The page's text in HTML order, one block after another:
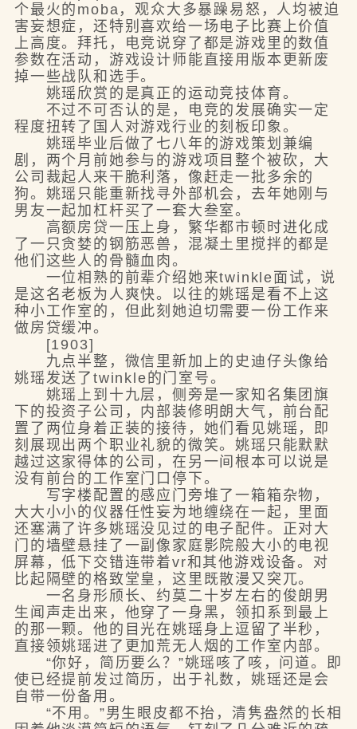
个最火的moba，观众大多暴躁易怒，人均被迫
害妄想症，还特别喜欢给一场电子比赛上价值
上高度。拜托，电竞说穿了都是游戏里的数值
参数在活动，游戏设计师能直接用版本更新废
掉一些战队和选手。
姚瑶欣赏的是真正的运动竞技体育。
不过不可否认的是，电竞的发展确实一定
程度扭转了国人对游戏行业的刻板印象。
姚瑶毕业后做了七八年的游戏策划兼编
剧，两个月前她参与的游戏项目整个被砍，大
公司裁起人来干脆利落，像赶走一批多余的
狗。姚瑶只能重新找寻外部机会，去年她刚与
男友一起加杠杆买了一套大叁室。
高额房贷一压上身，繁华都市顿时进化成
了一只贪婪的钢筋恶兽，混凝土里搅拌的都是
他们这些人的骨髓血肉。
一位相熟的前辈介绍她来twinkle面试，说
是这名老板为人爽快。以往的姚瑶是看不上这
种小工作室的，但此刻她迫切需要一份工作来
做房贷缓冲。
[1903]
九点半整，微信里新加上的史迪仔头像给
姚瑶发送了twinkle的门室号。
姚瑶上到十九层，侧旁是一家知名集团旗
下的投资子公司，内部装修明朗大气，前台配
置了两位身着正装的接待，她们看见姚瑶，即
刻展现出两个职业礼貌的微笑。姚瑶只能默默
越过这家得体的公司，在另一间根本可以说是
没有前台的工作室门口停下。
写字楼配置的感应门旁堆了一箱箱杂物，
大大小小的仪器任性妄为地缠绕在一起，里面
还塞满了许多姚瑶没见过的电子配件。正对大
门的墙壁悬挂了一副像家庭影院般大小的电视
屏幕，低下交错连带着vr和其他游戏设备。对
比起隔壁的格致堂皇，这里既散漫又突兀。
一名身形颀长、约莫二十岁左右的俊朗男
生闻声走出来，他穿了一身黑，领扣系到最上
的那一颗。他的目光在姚瑶身上逗留了半秒，
直接领姚瑶进了更加荒无人烟的工作室内部。
“你好，简历要么？”姚瑶咳了咳，问道。即
使已经提前发过简历，出于礼数，姚瑶还是会
自带一份备用。
“不用。”男生眼皮都不抬，清隽盎然的长相